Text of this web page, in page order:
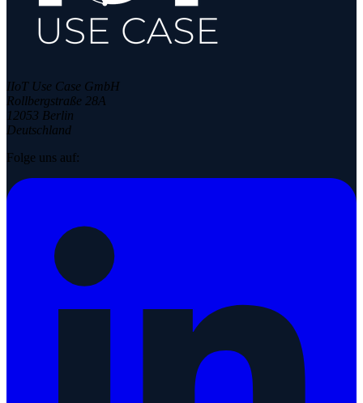
IIoT Use Case GmbH
Rollbergstraße 28A
12053 Berlin
Deutschland
Folge uns auf: